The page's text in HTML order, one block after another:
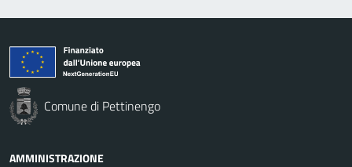
Comune di Pettinengo
AMMINISTRAZIONE